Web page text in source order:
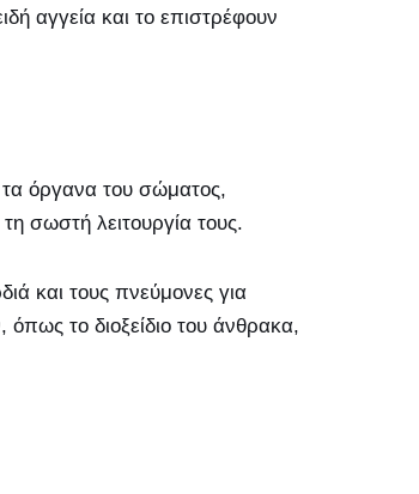
αγγεία και το επιστρέφουν
τα όργανα του σώματος,
σωστή λειτουργία τους.
και τους πνεύμονες για
το διοξείδιο του άνθρακα,